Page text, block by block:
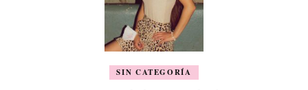
SIN CATEGORÍA